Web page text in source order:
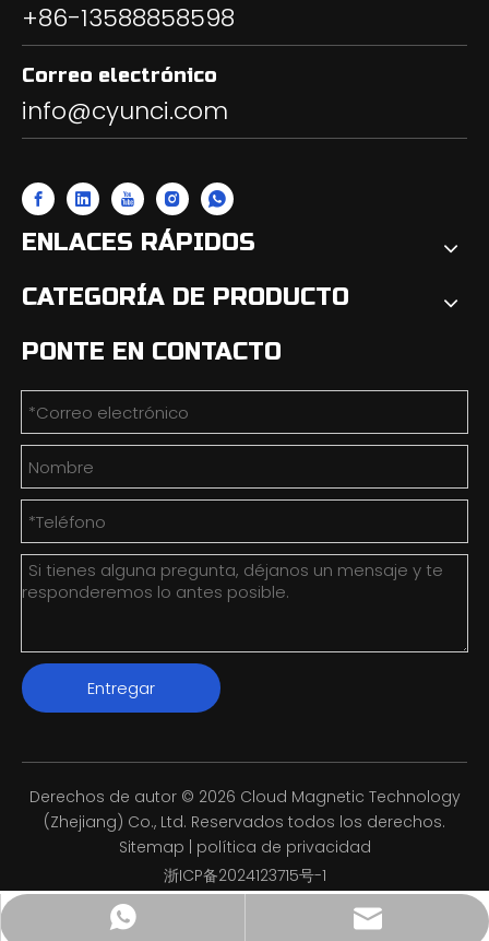
+86-13588858598
Correo electrónico
info@cyunci.com
ENLACES RÁPIDOS
CATEGORÍA DE PRODUCTO
PONTE EN CONTACTO
Entregar
Derechos de autor © 2026 Cloud Magnetic Technology
(Zhejiang) Co., Ltd. Reservados todos los derechos.
Sitemap
política de privacidad
浙ICP备2024123715号-1